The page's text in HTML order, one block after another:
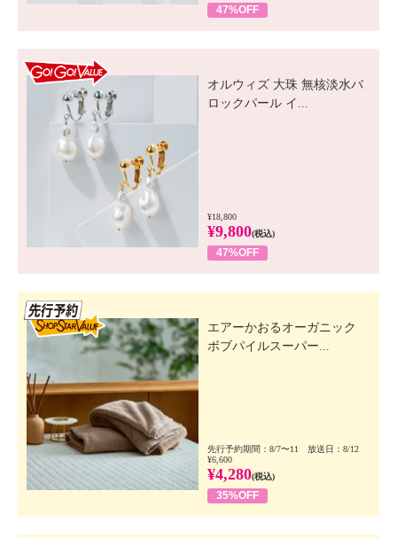
47%OFF
オルウィズ 大珠 無核淡水バ
ロックパール イ...
¥18,800
¥9,800(税込)
47%OFF
エアーかおるオーガニック
ボブパイルスーパー...
先行予約期間：8/7〜11 放送日：8/12
¥6,600
¥4,280(税込)
35%OFF